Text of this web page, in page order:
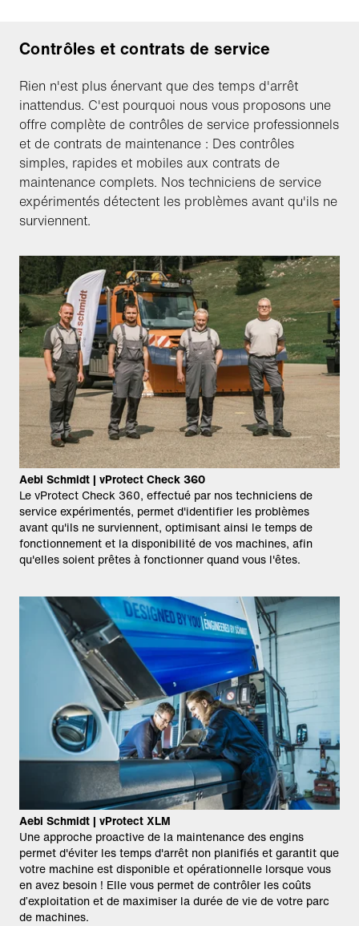
Contrôles et contrats de service
Rien n'est plus énervant que des temps d'arrêt
inattendus. C'est pourquoi nous vous proposons une
offre complète de contrôles de service professionnels
et de contrats de maintenance : Des contrôles
simples, rapides et mobiles aux contrats de
maintenance complets. Nos techniciens de service
expérimentés détectent les problèmes avant qu'ils ne
surviennent.
Aebi Schmidt | vProtect Check 360
Le vProtect Check 360, effectué par nos techniciens de
service expérimentés, permet d'identifier les problèmes
avant qu'ils ne surviennent, optimisant ainsi le temps de
fonctionnement et la disponibilité de vos machines, afin
qu'elles soient prêtes à fonctionner quand vous l'êtes.
Aebi Schmidt | vProtect XLM
Une approche proactive de la maintenance des engins
permet d'éviter les temps d'arrêt non planifiés et garantit que
votre machine est disponible et opérationnelle lorsque vous
en avez besoin ! Elle vous permet de contrôler les coûts
d’exploitation et de maximiser la durée de vie de votre parc
de machines.